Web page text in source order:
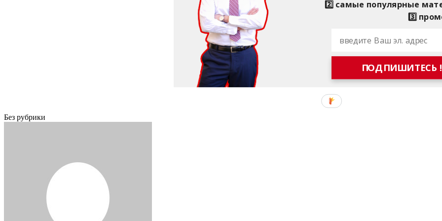
ПОДПИШИТЕСЬ !
2️⃣ самые популярные
3️⃣
Без рубрики